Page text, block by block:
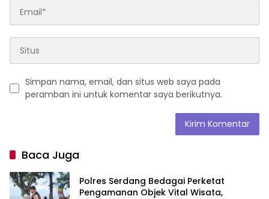
Simpan nama, email, dan situs web saya pada
peramban ini untuk komentar saya berikutnya.
Baca Juga
Polres Serdang Bedagai Perketat
Pengamanan Objek Vital Wisata,